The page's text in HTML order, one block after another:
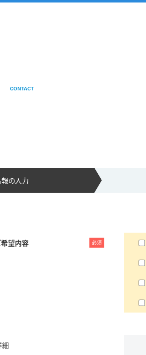
CONTACT
報の入力
希望内容 必須
細